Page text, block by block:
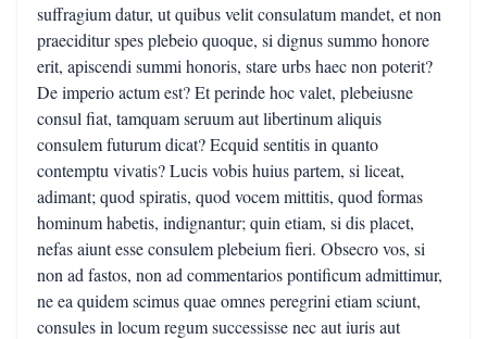
suffragium datur, ut quibus velit consulatum mandet, et non
praeciditur spes plebeio quoque, si dignus summo honore
erit, apiscendi summi honoris, stare urbs haec non poterit?
De imperio actum est? Et perinde hoc valet, plebeiusne
consul fiat, tamquam seruum aut libertinum aliquis
consulem futurum dicat? Ecquid sentitis in quanto
contemptu vivatis? Lucis vobis huius partem, si liceat,
adimant; quod spiratis, quod vocem mittitis, quod formas
hominum habetis, indignantur; quin etiam, si dis placet,
nefas aiunt esse consulem plebeium fieri. Obsecro vos, si
non ad fastos, non ad commentarios pontificum admittimur,
ne ea quidem scimus quae omnes peregrini etiam sciunt,
consules in locum regum successisse nec aut iuris aut